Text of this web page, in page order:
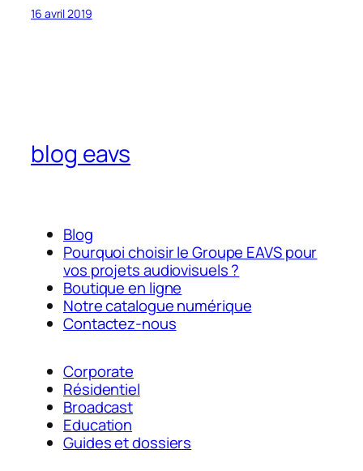
16 avril 2019
blog eavs
Blog
Pourquoi choisir le Groupe EAVS pour
vos projets audiovisuels ?
Boutique en ligne
Notre catalogue numérique
Contactez-nous
Corporate
Résidentiel
Broadcast
Education
Guides et dossiers